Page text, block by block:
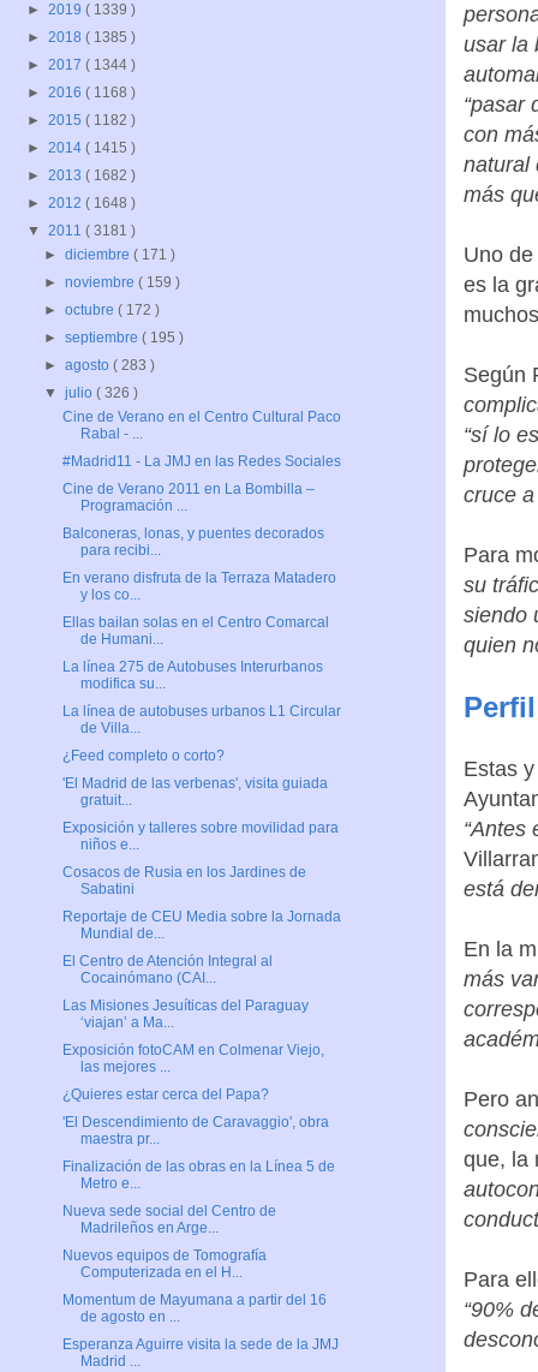
usar la
“pasar
con
natural
más
Uno
es la
Según
“sí lo
cruce
Para
su
siendo
quien
Estas
“Antes
está
En la
más
Pero
que, la
Para
“90%
► 2019 ( 1339 )
► 2018 ( 1385 )
► 2017 ( 1344 )
► 2016 ( 1168 )
► 2015 ( 1182 )
► 2014 ( 1415 )
► 2013 ( 1682 )
► 2012 ( 1648 )
▼ 2011 ( 3181 )
►diciembre( 171 )
►noviembre( 159 )
►octubre( 172 )
►septiembre( 195 )
►agosto( 283 )
▼julio( 326 )
Cine de Verano en el Centro Cultural Paco
Rabal - ...
#Madrid11 - La JMJ en las Redes Sociales
Cine de Verano 2011 en La Bombilla –
Programación ...
Balconeras, lonas, y puentes decorados
para recibi...
En verano disfruta de la Terraza Matadero
y los co...
Ellas bailan solas en el Centro Comarcal
de Humani...
La línea 275 de Autobuses Interurbanos
modifica su...
La línea de autobuses urbanos L1 Circular
de Villa...
¿Feed completo o corto?
'El Madrid de las verbenas', visita guiada
gratuit...
Exposición y talleres sobre movilidad para
niños e...
Cosacos de Rusia en los Jardines de
Sabatini
Reportaje de CEU Media sobre la Jornada
Mundial de...
El Centro de Atención Integral al
Cocainómano (CAI...
Las Misiones Jesuíticas del Paraguay
‘viajan’ a Ma...
Exposición fotoCAM en Colmenar Viejo,
las mejores ...
¿Quieres estar cerca del Papa?
'El Descendimiento de Caravaggio', obra
maestra pr...
Finalización de las obras en la Línea 5 de
Metro e...
Nueva sede social del Centro de
Madrileños en Arge...
Nuevos equipos de Tomografía
Computerizada en el H...
Momentum de Mayumana a partir del 16
de agosto en ...
Esperanza Aguirre visita la sede de la JMJ
Madrid ...